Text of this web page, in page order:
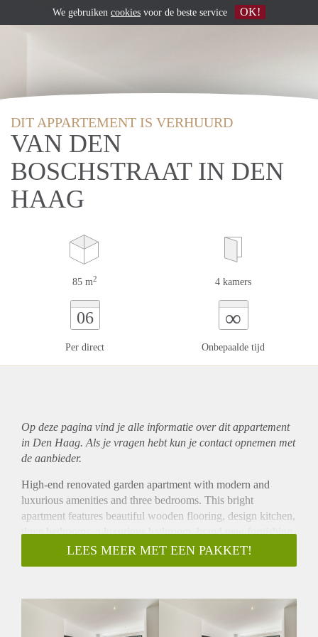
DIT APPARTEMENT IS VERHUURD
VAN DEN
BOSCHSTRAAT IN DEN
HAAG
85 m2 4 kamers
06
Per direct
∞
Onbepaalde tijd
Op deze pagina vind je alle informatie over ditappartement
in Den Haag. Als je vragen hebt kun je contact opnemen met
de aanbieder.
High-end renovated garden apartment with modern and
luxurious amenities and three bedrooms. This bright
apartment features beautiful wooden flooring, design kitchen,
three bedrooms, a luxurious bathroom, brand new furnishing
and a fantastic garden! Ideally located within walking
distance of the shopping street Theresiastraat and the Haagse
Entrance at street level. Spacious and bright living room.
New, design kitchen with built-in appliances. Three good
LEES MEER MET EEN PAKKET!
We gebruiken cookies voor de beste service OK!